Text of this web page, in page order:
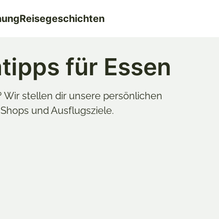
Reisegeschichten
für Essen
Wir stellen dir unsere persönlichen
und Ausflugsziele.